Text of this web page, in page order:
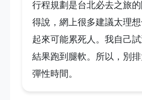
行程規劃是台北必去之旅
得說，網上很多建議太理
起來可能累死人。我自己試
結果跑到腿軟。所以，別
彈性時間。